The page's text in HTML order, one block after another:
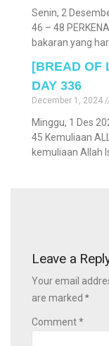
Senin, 2
46 – 48
bakaran yang
[BREAD OF
DAY 336
December 1, 2024
Minggu, 1 Des
45 Kemuliaan
kemuliaan Allah
Leave a
Your email
are marked *
Comment *